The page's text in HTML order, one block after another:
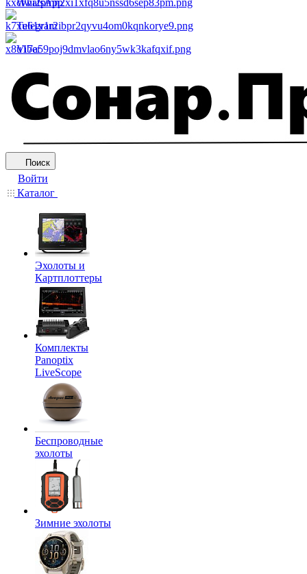
WhatsApp
Telegram
Viber
Поиск
Войти
Каталог
Эхолоты и
Картплоттеры
Комплекты
Panoptix
LiveScope
Беспроводные
эхолоты
Зимние эхолоты